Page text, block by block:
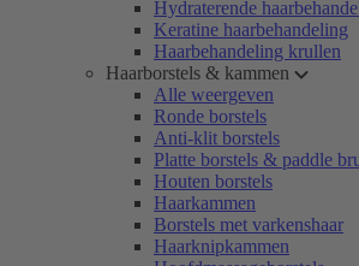
Hydraterende
Keratine haarbehandeling
Haarbehandeling krullen
Haarborstels & kammen
Alle weergeven
Ronde borstels
Anti-klit borstels
Platte borstels & paddle
Houten borstels
Haarkammen
Borstels met varkenshaar
Haarknipkammen